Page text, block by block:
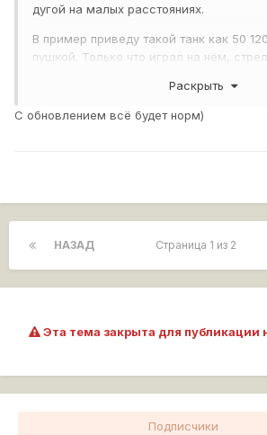
дугой на малых расстояниях.
В пример приведу такой танк как 50
пушкой. Только что играл на нём,
Я понимаю, что снаряд летит дугой, но
Раскрыть
C обновлением всё будет норм)
НАЗАД Страница 1 из 2
Эта тема закрыта для публикации
Подписчики